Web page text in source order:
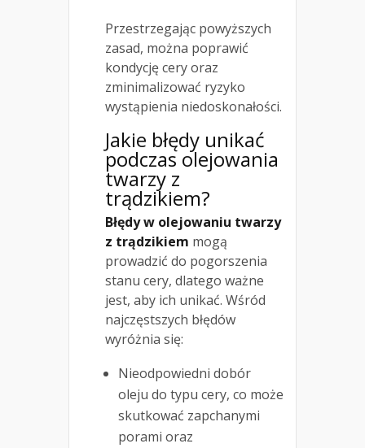
Przestrzegając powyższych
zasad, można poprawić
kondycję cery oraz
zminimalizować ryzyko
wystąpienia niedoskonałości.
Jakie błędy unikać
podczas olejowania
twarzy z
trądzikiem?
Błędy w olejowaniu twarzy
z trądzikiem mogą
prowadzić do pogorszenia
stanu cery, dlatego ważne
jest, aby ich unikać. Wśród
najczęstszych błędów
wyróżnia się:
Nieodpowiedni dobór
oleju do typu cery, co może
skutkować zapchanymi
porami oraz